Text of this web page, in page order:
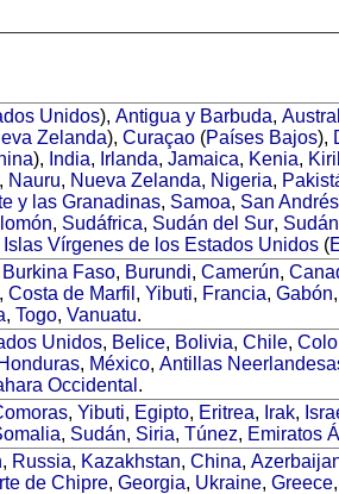
Unidos), Antigua y Barbuda,
Zelanda), Curaçao (Países Bajos),
), India, Irlanda, Jamaica, Kenia,
, Nauru, Nueva Zelanda, Nigeria,
y las Granadinas, Samoa, San
, Sudáfrica, Sudán del Sur, Sudán
Islas Vírgenes de los Estados Unidos (
Burkina Faso, Burundi, Camerún,
, Costa de Marfil , Yibuti, Francia, Gabón,
, Togo, Vanuatu.
Unidos, Belice, Bolivia, Chile,
Honduras, México, Antillas
Occidental .
, Yibuti, Egipto, Eritrea, Irak,
, Sudán, Siria, Túnez, Emiratos
, Russia, Kazakhstan, China,
de Chipre, Georgia, Ukraine, Greece,